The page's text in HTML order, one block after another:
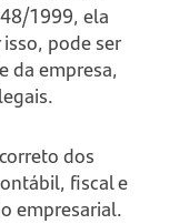
1999, ela
pode ser
da empresa,
dos
fiscal e
empresarial.